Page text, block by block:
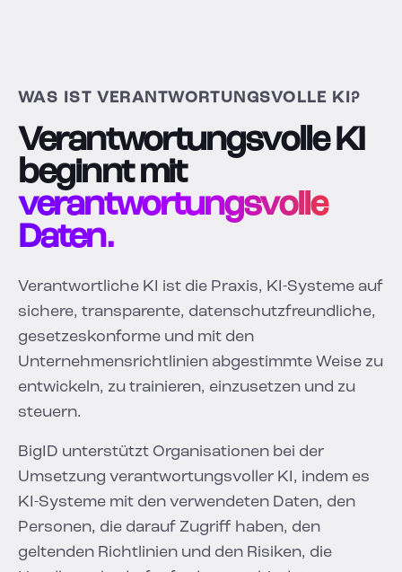
WAS IST VERANTWORTUNGSVOLLE KI?
Verantwortungsvolle KI
beginnt mit
verantwortungsvolle
Daten.
Verantwortliche KI ist die Praxis, KI-Systeme auf
sichere, transparente, datenschutzfreundliche,
gesetzeskonforme und mit den
Unternehmensrichtlinien abgestimmte Weise zu
entwickeln, zu trainieren, einzusetzen und zu
steuern.
BigID unterstützt Organisationen bei der
Umsetzung verantwortungsvoller KI, indem es
KI-Systeme mit den verwendeten Daten, den
Personen, die darauf Zugriff haben, den
geltenden Richtlinien und den Risiken, die